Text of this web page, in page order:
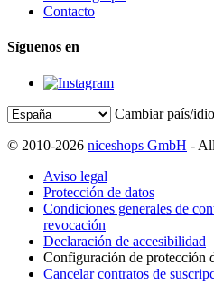
Contacto
Síguenos en
Cambiar país/
© 2010-2026 niceshops GmbH -
Aviso legal
Protección de datos
Condiciones generales de
revocación
Declaración de accesibilidad
Configuración de protección
Cancelar contratos de